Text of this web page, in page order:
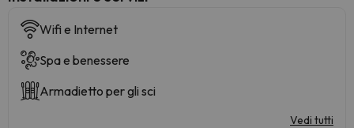
Wifi e Internet
Spa e benessere
Armadietto per gli sci
Vedi tutti